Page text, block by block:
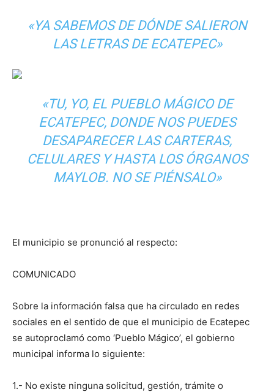
«YA SABEMOS DE DÓNDE SALIERON
LAS LETRAS DE ECATEPEC»
«TU, YO, EL PUEBLO MÁGICO DE
ECATEPEC, DONDE NOS PUEDES
DESAPARECER LAS CARTERAS,
CELULARES Y HASTA LOS ÓRGANOS
MAYLOB. NO SE PIÉNSALO»
El municipio se pronunció al respecto:
COMUNICADO
Sobre la información falsa que ha circulado en redes
sociales en el sentido de que el municipio de Ecatepec
se autoproclamó como ‘Pueblo Mágico’, el gobierno
municipal informa lo siguiente:
1.- No existe ninguna solicitud, gestión, trámite o